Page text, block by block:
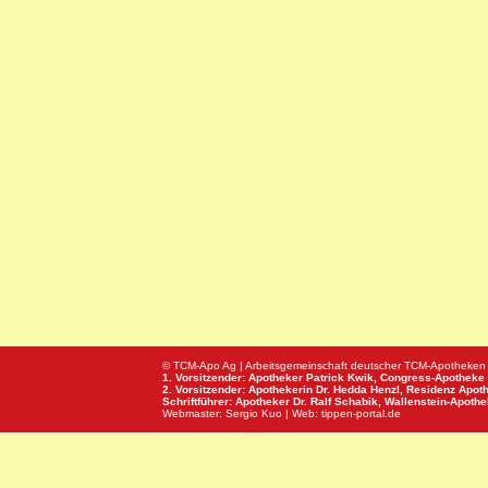
© TCM-Apo Ag | Arbeitsgemeinschaft deutscher TCM-Apotheken
1. Vorsitzender: Apotheker Patrick Kwik, Congress-Apotheke
2. Vorsitzender: Apothekerin Dr. Hedda Henzl, Residenz
Schriftführer: Apotheker Dr. Ralf Schabik, Wallenstein-
Webmaster: Sergio Kuo | Web: tippen-portal.de